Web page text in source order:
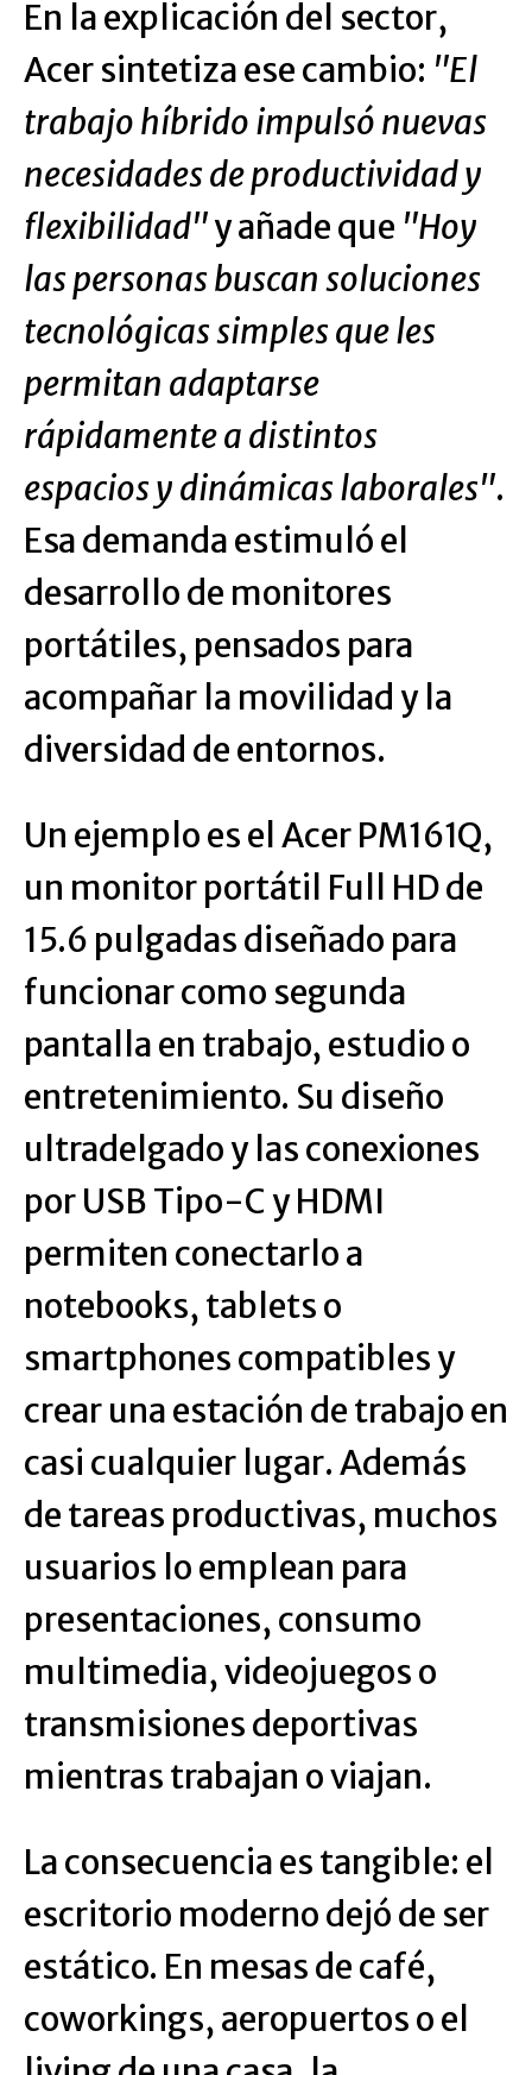
En la explicación del sector,
Acer sintetiza ese cambio: "El
trabajo híbrido impulsó nuevas
necesidades de productividad y
flexibilidad"y añade que "Hoy
las personas buscan soluciones
tecnológicas simples que les
permitan adaptarse
rápidamente a distintos
espacios y dinámicas laborales".
Esa demanda estimuló el
desarrollo de monitores
portátiles, pensados para
acompañar la movilidad y la
diversidad de entornos.
Un ejemplo es el Acer PM161Q,
un monitor portátil Full HD de
15.6 pulgadas diseñado para
funcionar como segunda
pantalla en trabajo, estudio o
entretenimiento. Su diseño
ultradelgado y las conexiones
por USB Tipo-C y HDMI
permiten conectarlo a
notebooks, tablets o
smartphones compatibles y
crear una estación de trabajo en
casi cualquier lugar. Además
de tareas productivas, muchos
usuarios lo emplean para
presentaciones, consumo
multimedia, videojuegos o
transmisiones deportivas
mientras trabajan o viajan.
La consecuencia es tangible: el
escritorio moderno dejó de ser
estático. En mesas de café,
coworkings, aeropuertos o el